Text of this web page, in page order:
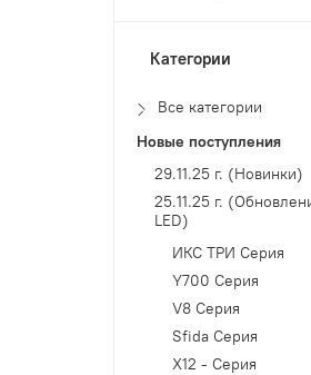
Категории
Все категории
Новые поступления
29.11.25 г. (Новинки)
25.11.25 г.
LED)
ИКС ТРИ Серия
Y700 Серия
V8 Серия
Sfida Серия
X12 - Серия